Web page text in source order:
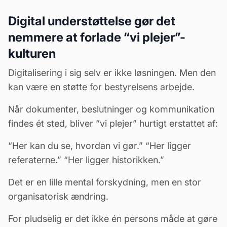
Digital understøttelse gør det
nemmere at forlade “vi plejer”-
kulturen
Digitalisering i sig selv er ikke løsningen. Men den
kan være en støtte for bestyrelsens arbejde.
Når dokumenter, beslutninger og kommunikation
findes ét sted, bliver “vi plejer” hurtigt erstattet af:
“Her kan du se, hvordan vi gør.” “Her ligger
referaterne.” “Her ligger historikken.”
Det er en lille mental forskydning, men en stor
organisatorisk ændring.
For pludselig er det ikke én persons måde at gøre